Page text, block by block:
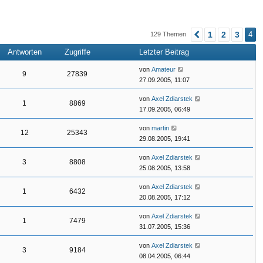
129 Themen Vorherige
1 2 3
4
Antworten Zugriffe Letzter Beitrag
9 27839
von Amateur
27.09.2005, 11:07
1 8869
von Axel Zdiarstek
17.09.2005, 06:49
12 25343
von martin
29.08.2005, 19:41
3 8808
von Axel Zdiarstek
25.08.2005, 13:58
1 6432
von Axel Zdiarstek
20.08.2005, 17:12
1 7479
von Axel Zdiarstek
31.07.2005, 15:36
3 9184
von Axel Zdiarstek
08.04.2005, 06:44